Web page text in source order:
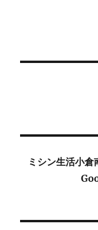
ミシン生活小